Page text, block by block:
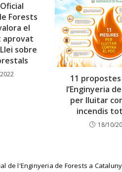
Oficial
Forests
el
aprovat
sobre
11
l’Enginyeria
per lluitar
incendis tot
18/10/
de l'Enginyeria de Forests a